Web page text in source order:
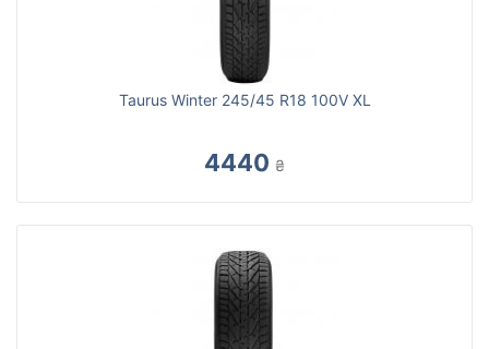
Taurus Winter 245/45 R18 100V XL
4440 ₴